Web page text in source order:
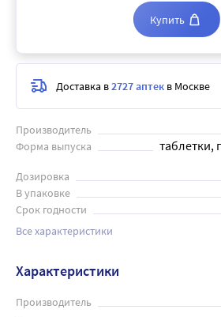
Производитель
Форма выпуска
таблетки,
Дозировка
В упаковке
Срок годности
Все характеристики
Купить
Доставка в2727 аптек в Москве
Характеристики
Производитель